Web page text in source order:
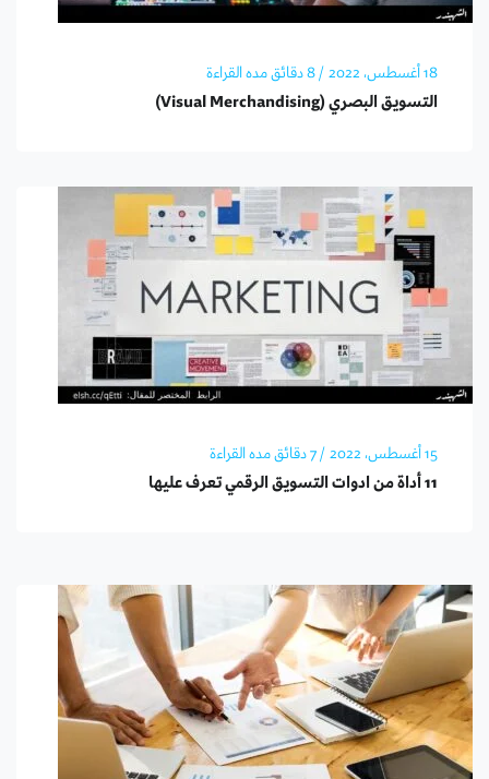
18 أغسطس، 2022 / 8 دقائق مده القراءة
التسويق البصري (Visual Merchandising)
15 أغسطس، 2022 / 7 دقائق مده القراءة
11 أداة من ادوات التسويق الرقمي تعرف عليها